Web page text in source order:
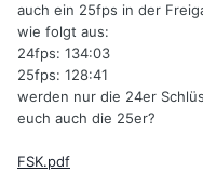
auch ein 25fps in der
wie folgt aus:
24fps: 134:03
25fps: 128:41
werden nur die 24er
euch auch die 25er?
FSK.pdf